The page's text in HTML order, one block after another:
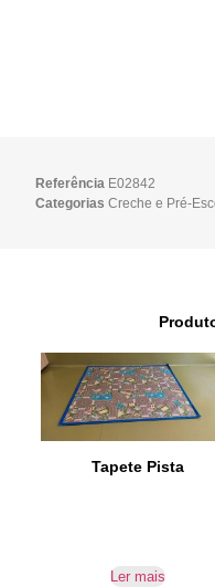
Referência E02842
Categorias Creche e Pré-
Tapete Pista
Ler mais